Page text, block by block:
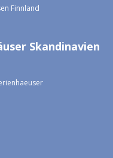
Finnland
Skandinavien